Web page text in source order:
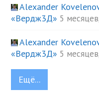
Alexander
«Вердж3Д» 5
Alexander
«Вердж3Д» 5
Ещё...